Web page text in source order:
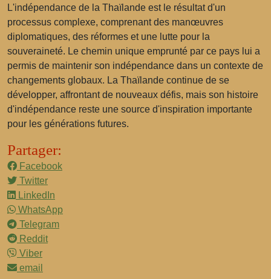
L'indépendance de la Thaïlande est le résultat d'un
processus complexe, comprenant des manœuvres
diplomatiques, des réformes et une lutte pour la
souveraineté. Le chemin unique emprunté par ce pays lui a
permis de maintenir son indépendance dans un contexte de
changements globaux. La Thaïlande continue de se
développer, affrontant de nouveaux défis, mais son histoire
d'indépendance reste une source d'inspiration importante
pour les générations futures.
Partager:
Facebook
Twitter
LinkedIn
WhatsApp
Telegram
Reddit
Viber
email